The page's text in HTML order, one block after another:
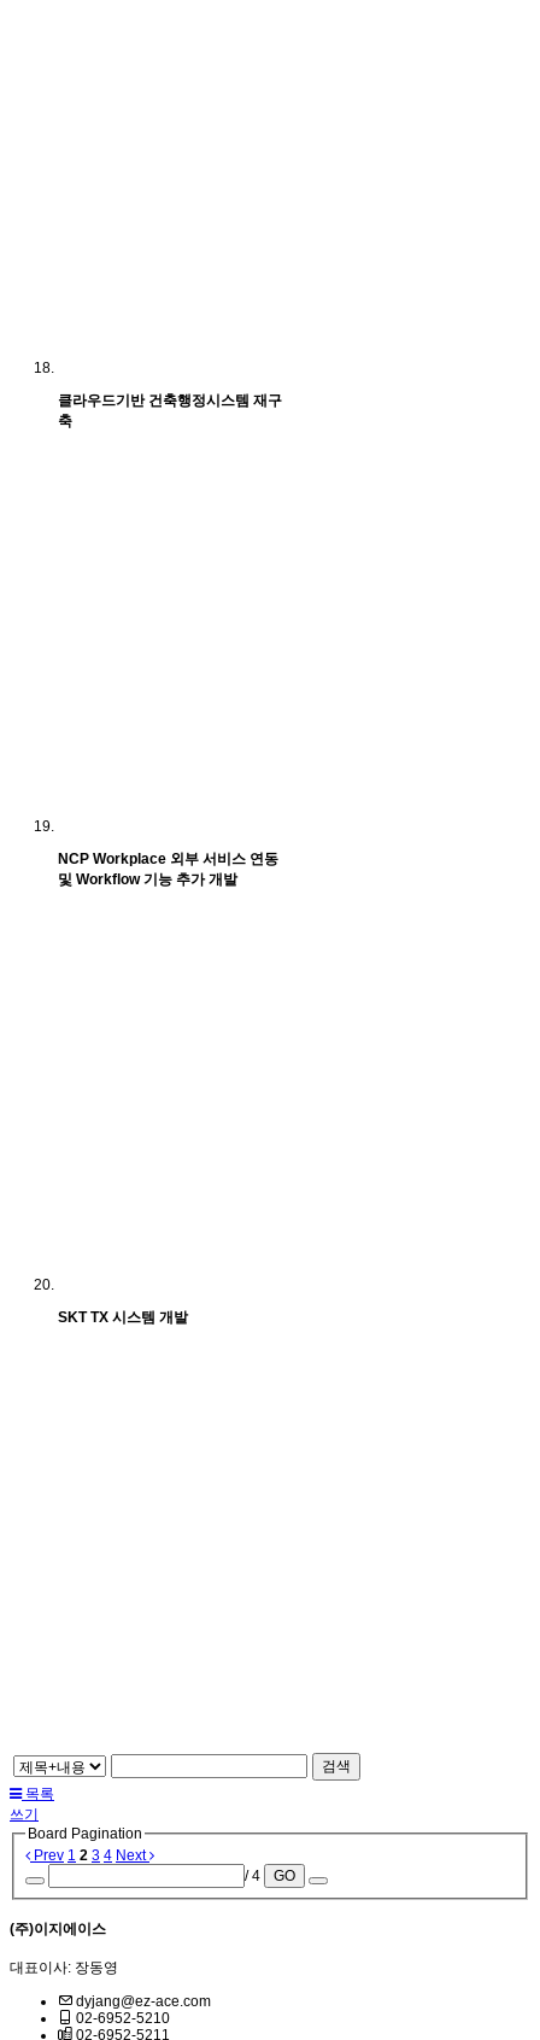
클라우드기반 건축행정시스템 재구
축
NCP Workplace 외부 서비스 연동
및 Workflow 기능 추가 개발
SKT TX 시스템 개발
검색
목록
쓰기
Board Pagination
Prev 1 2 3 4 Next
/ 4
GO
(주)이지에이스
대표이사: 장동영
dyjang@ez-ace.com
02-6952-5210
02-6952-5211